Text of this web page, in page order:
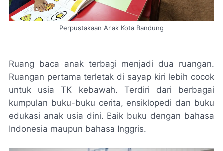
Perpustakaan Anak Kota Bandung
Ruang baca anak terbagi menjadi dua ruangan.
Ruangan pertama terletak di sayap kiri lebih cocok
untuk usia TK kebawah. Terdiri dari berbagai
kumpulan buku-buku cerita, ensiklopedi dan buku
edukasi anak usia dini. Baik buku dengan bahasa
Indonesia maupun bahasa Inggris.